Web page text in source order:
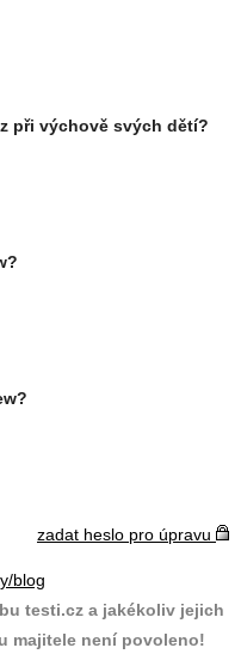
při výchově svých dětí?
zadat heslo pro úpravu
blog
testi.cz a jakékoliv jejich
majitele není povoleno!